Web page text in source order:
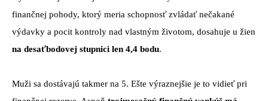
finančnej pohody, ktorý meria schopnosť zvládať nečakané
výdavky a pocit kontroly nad vlastným životom, dosahuje u žien
na desaťbodovej stupnici len 4,4 bodu.
Muži sa dostávajú takmer na 5. Ešte výraznejšie je to vidieť pri